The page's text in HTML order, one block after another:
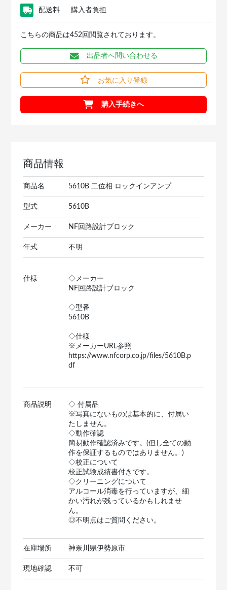
配送料 購入者負担
こちらの商品は452回閲覧されております。
出品者へ問い合わせる
お気に入り登録
購入手続きへ
商品情報
商品名 5610B 二位相 ロックインアンプ
型式 5610B
メーカー NF回路設計ブロック
年式 不明
仕様
◇メーカー
NF回路設計ブロック
◇型番
5610B
◇仕様
※メーカーURL参照
https://www.nfcorp.co.jp/files/5610B.p
df
商品説明
◇ 付属品
※写真にないものは基本的に、付属い
たしません。
◇動作確認
簡易動作確認済みです。(但し全ての動
作を保証するものではありません。)
◇校正について
校正試験成績書付きです。
◇クリーニングについて
アルコール消毒を行っていますが、細
かい汚れが残っているかもしれませ
ん。
◎不明点はご質問ください。
在庫場所 神奈川県伊勢原市
現地確認 不可